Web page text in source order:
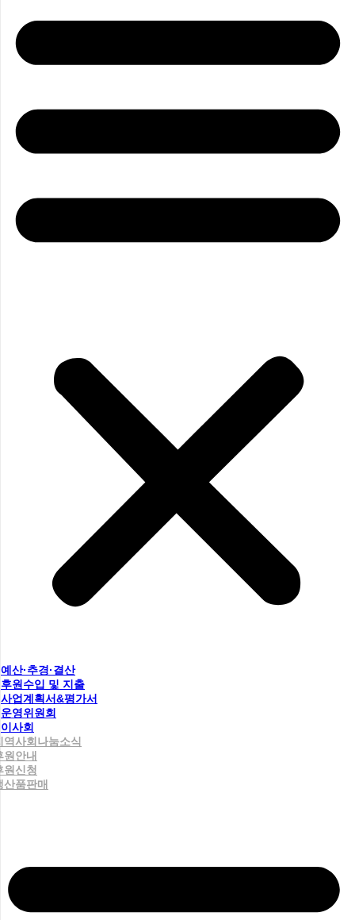
예산·추경·결산
후원수입 및 지출
사업계획서&평가서
운영위원회
이사회
역사회나눔소식
원안내
원신청
산품판매